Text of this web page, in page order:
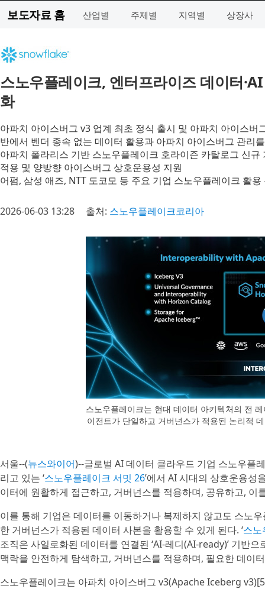
보도자료 홈 산업별 주제별 지역별 상장사
스노우플레이크, 엔터프라이즈 데이터
화
아파치 아이스버그 v3 업계 최초 정식 출시 및 아파치 아이스
반에서 벤더 종속 없는 데이터 활용과 아파치 아이스버그 관리
아파치 폴라리스 기반 스노우플레이크 호라이즌 카탈로그 신
적용 및 양방향 아이스버그 상호운용성 지원
어펌, 삼성 애즈, NTT 도코모 등 주요 기업 스노우플레이크 활
2026-06-03 13:28 출처: 스노우플레이크코리아
스노우플레이크는 현대 데이터 아키텍처의 전
이전트가 단일하고 거버넌스가 적용된 논리적
서울--(뉴스와이어)--글로벌 AI 데이터 클라우드 기업 스노우플
리고 있는 ‘스노우플레이크 서밋 26’에서 AI 시대의 상호운용성
이터에 원활하게 접근하고, 거버넌스를 적용하며, 공유하고,
이를 통해 기업은 데이터를 이동하거나 복제하지 않고도 스노
한 거버넌스가 적용된 데이터 사본을 활용할 수 있게 된다. ‘스노
조직은 사일로화된 데이터를 연결된 ‘AI-레디(AI-ready)’ 기반
맥락을 안전하게 탐색하고, 거버넌스를 적용하며, 필요한 데이
스노우플레이크는 아파치 아이스버그 v3(Apache Iceberg